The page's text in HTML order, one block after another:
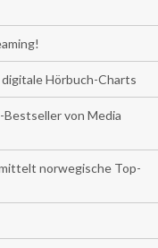
Hörbuch-Charts
von Media
norwegische Top-